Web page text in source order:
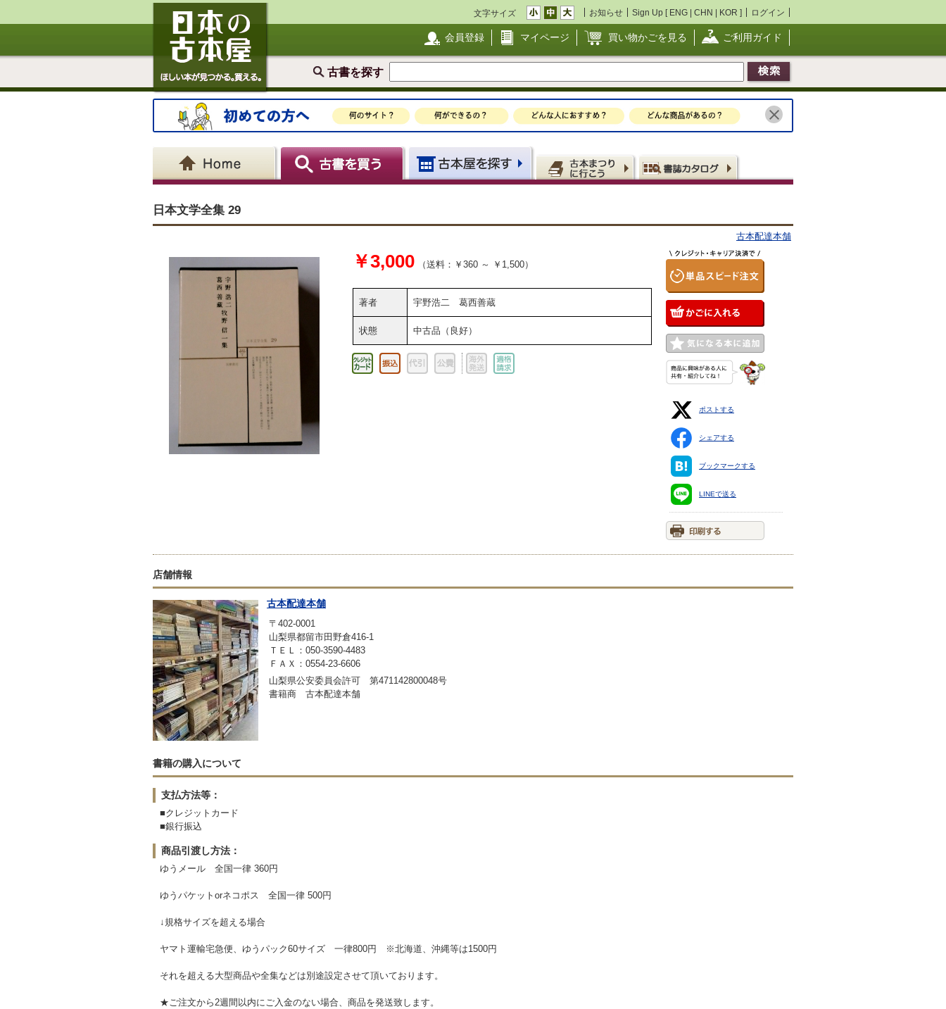
文字サイズ お知らせ Sign Up [ ENG | CHN | KOR ] ログイン
会員登録 マイページ 買い物かごを見る ご利用ガイド
古書を探す
日本文学全集 29
古本配達本舗
￥3,000 （送料：￥360 ～ ￥1,500）
著者 宇野浩二 葛西善蔵
状態 中古品（良好）
ポストする
シェアする
ブックマークする
LINEで送る
店舗情報
古本配達本舗
〒402-0001
山梨県都留市田野倉416-1
ＴＥＬ：050-3590-4483
ＦＡＸ：0554-23-6606
山梨県公安委員会許可 第471142800048号
書籍商 古本配達本舗
書籍の購入について
支払方法等：
■クレジットカード
■銀行振込
商品引渡し方法：
ゆうメール 全国一律 360円
ゆうパケットorネコポス 全国一律 500円
↓規格サイズを超える場合
ヤマト運輸宅急便、ゆうパック60サイズ 一律800円 ※北海道、沖縄等は1500円
それを超える大型商品や全集などは別途設定させて頂いております。
★ご注文から2週間以内にご入金のない場合、商品を発送致します。